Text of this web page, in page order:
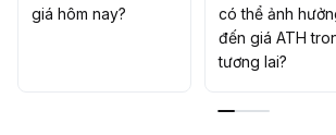
sự thay đổi khối lượng giao dịch.
Để tiếp tục tăng trưởng trong trung và
động lực từ yếu tố cơ bản, nên đồng
biến động do cảm xúc thị trường giảm
giá hôm nay?
có thể ảnh
đến giá ATH
tương lai?